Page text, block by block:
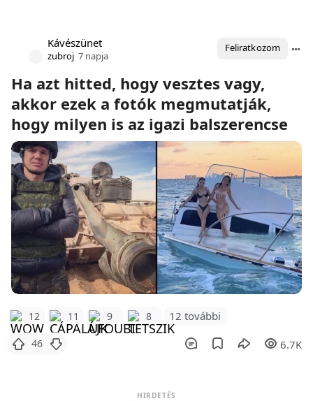
Kávészünet
zubroj 7 napja
Feliratkozom
Ha azt hitted, hogy vesztes vagy,
akkor ezek a fotók megmutatják,
hogy milyen is az igazi balszerencse
12 11 9 8 12 további
46 6.7K
HIRDETÉS